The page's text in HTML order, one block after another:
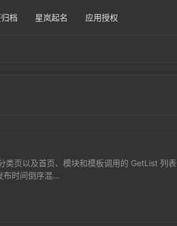
档 星岚起名 应用授权
页以及首页、模块和模板调用的 GetList 列
布时间倒序混...